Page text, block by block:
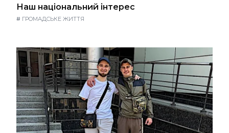
Наш національний інтерес
# ГРОМАДСЬКЕ ЖИТТЯ